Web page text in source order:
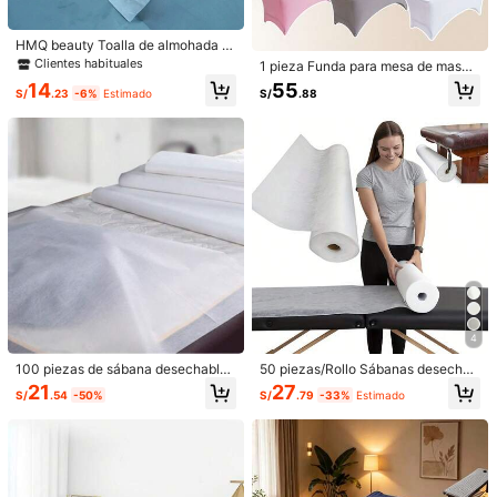
Envío a Peru
Envío gratis(Pedidos ≥ S/299.00)
Entrega estimada: 7-15 Días laborables
Pagos seguros · Protección de privacidad
5.00 (1) Ver más
outfits a juego(1)
ち***ろ Color: Blanco / Talla: 50 piezas
サロンで使ってるけどこれはまたなくなったらリピ決定かな！！
Tela no tejida
HMQ beauty Toalla de almohada d
esechable, soporte para la cara, fu
ave y no tejida con agujeros de 35*
ón de belleza, extensión de pestañ
Clientes habituales
S/14.23 -6% Estimado
100 piezas de sábana desechable
para camilla de masaje, tapete de li
mpieza de tela no tejida para salón
S/21.54 -50%
1 pieza Funda para mesa de masaj
e de salón de 6 pies, funda elástica
para cama de extensión de pestaña
S/55.88
4
50 piezas/Rollo Sábanas desechab
les - Tela no tejida, sin perfume, ta
maño 70x53cm, adecuado para sal
asaje, estudios de tatuajes, cubiert
as de mesa de masaje | Textura sua
ve | De un solo uso
S/27.79 -33% Estimado